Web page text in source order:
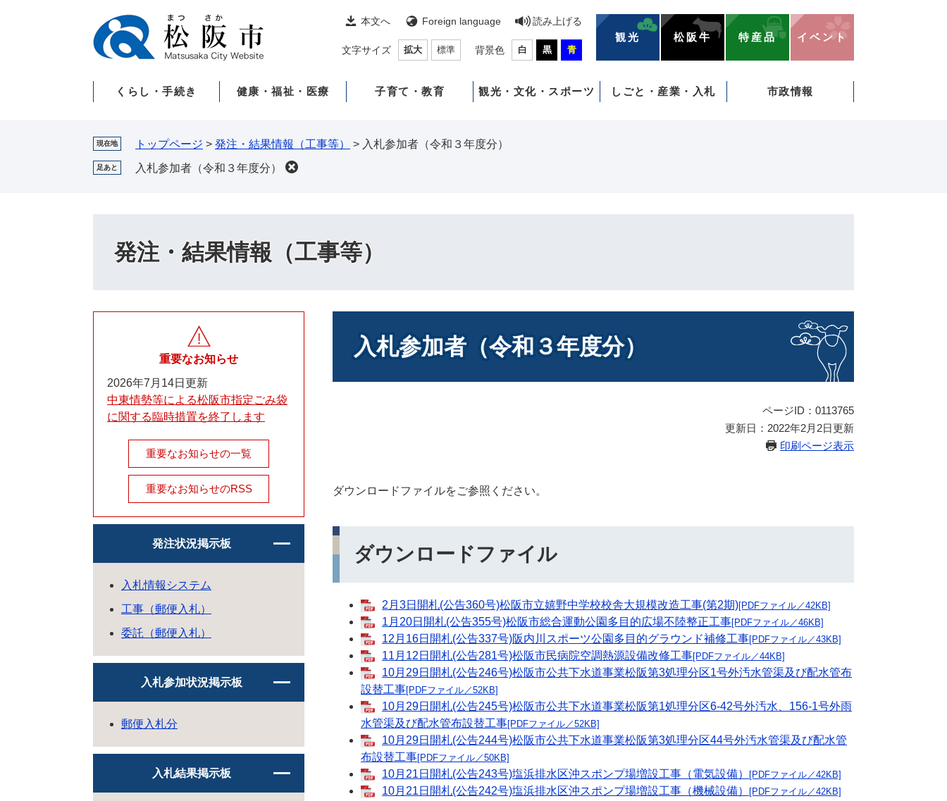
本文へ Foreign language 読み上げる
文字サイズ 拡大 標準 背景色 白 黒 青
観光 松阪牛 特産品 イベント
くらし・手続き 健康・福祉・医療 子育て・教育 観光・文化・スポーツ しごと・産業・入札 市政情報
現在地 トップページ > 発注・結果情報（工事等） > 入札参加者（令和３年度分）
足あと 入札参加者（令和３年度分）
発注・結果情報（工事等）
入札参加者（令和３年度分）
ページID：0113765
更新日：2022年2月2日更新
印刷ページ表示
ダウンロードファイルをご参照ください。
ダウンロードファイル
2月3日開札(公告360号)松阪市立嬉野中学校校舎大規模改造工事(第2期)[PDFファイル／42KB]
1月20日開札(公告355号)松阪市総合運動公園多目的広場不陸整正工事[PDFファイル／46KB]
12月16日開札(公告337号)阪内川スポーツ公園多目的グラウンド補修工事[PDFファイル／43KB]
11月12日開札(公告281号)松阪市民病院空調熱源設備改修工事[PDFファイル／44KB]
10月29日開札(公告246号)松阪市公共下水道事業松阪第3処理分区1号外汚水管渠及び配水管布
設替工事[PDFファイル／52KB]
10月29日開札(公告245号)松阪市公共下水道事業松阪第1処理分区6-42号外汚水、156-1号外雨
水管渠及び配水管布設替工事[PDFファイル／52KB]
10月29日開札(公告244号)松阪市公共下水道事業松阪第3処理分区44号外汚水管渠及び配水管
布設替工事[PDFファイル／50KB]
10月21日開札(公告243号)塩浜排水区沖スポンプ場増設工事（電気設備） [PDFファイル／42KB]
10月21日開札(公告242号)塩浜排水区沖スポンプ場増設工事（機械設備） [PDFファイル／42KB]
重要なお知らせ
2026年7月14日更新
中東情勢等による松阪市指定ごみ袋
に関する臨時措置を終了します
重要なお知らせの一覧
重要なお知らせのRSS
発注状況掲示板
入札情報システム
工事（郵便入札）
委託（郵便入札）
入札参加状況掲示板
郵便入札分
入札結果掲示板